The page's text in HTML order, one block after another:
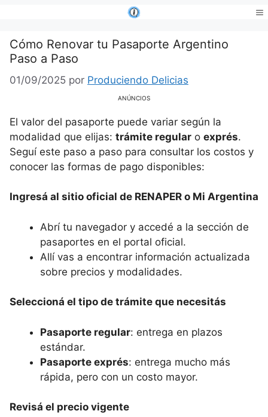
contenido
Cómo Renovar tu Pasaporte Argentino
Paso a Paso
01/09/2025 por Produciendo Delicias
ANÚNCIOS
El valor del pasaporte puede variar según la
modalidad que elijas: trámite regular o exprés.
Seguí este paso a paso para consultar los costos y
conocer las formas de pago disponibles:
Ingresá al sitio oficial de RENAPER o Mi Argentina
Abrí tu navegador y accedé a la sección de
pasaportes en el portal oficial.
Allí vas a encontrar información actualizada
sobre precios y modalidades.
Seleccioná el tipo de trámite que necesitás
Pasaporte regular: entrega en plazos
estándar.
Pasaporte exprés: entrega mucho más
rápida, pero con un costo mayor.
Revisá el precio vigente